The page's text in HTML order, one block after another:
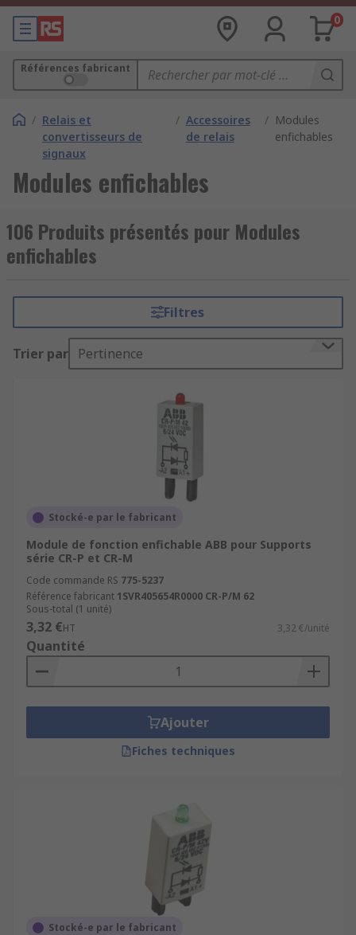
0
Références fabricant
/ Relais et
convertisseurs de
signaux
/ Accessoires
de relais
/ Modules
enfichables
Modules enfichables
106 Produits présentés pour Modules
enfichables
Filtres
Trier par Pertinence
Stocké-e par le fabricant
Module de fonction enfichable ABB pour Supports
série CR-P et CR-M
Code commande RS 775-5237
Référence fabricant 1SVR405654R0000 CR-P/M 62
Sous-total (1 unité)
3,32 €HT 3,32 €/unité
Quantité
Ajouter
Fiches techniques
Stocké-e par le fabricant